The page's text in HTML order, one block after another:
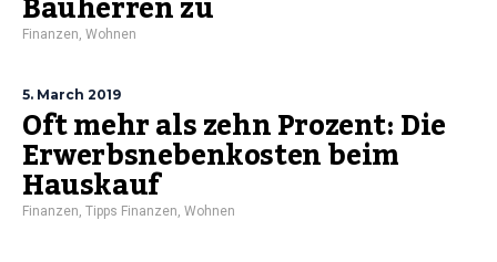
Finanzen, Wohnen
5. March 2019
Oft mehr als zehn Prozent: Die
Erwerbsnebenkosten beim
Hauskauf
Finanzen, Tipps Finanzen, Wohnen